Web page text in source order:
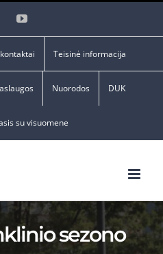
FacebookYouTube
Teisinė informacija
Nuorodos DUK
su visuomene
sezono